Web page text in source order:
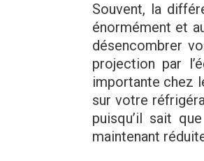
Souvent, la
énormément et
désencombrer
projection par
importante chez
sur votre
puisqu’il sait
maintenant